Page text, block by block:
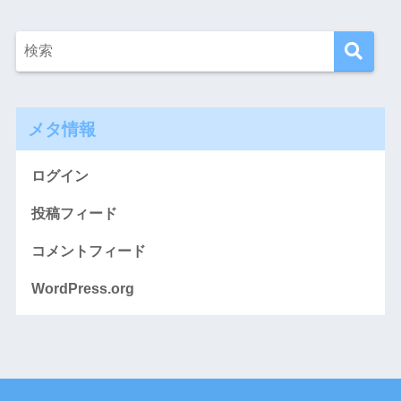
メタ情報
ログイン
投稿フィード
コメントフィード
WordPress.org